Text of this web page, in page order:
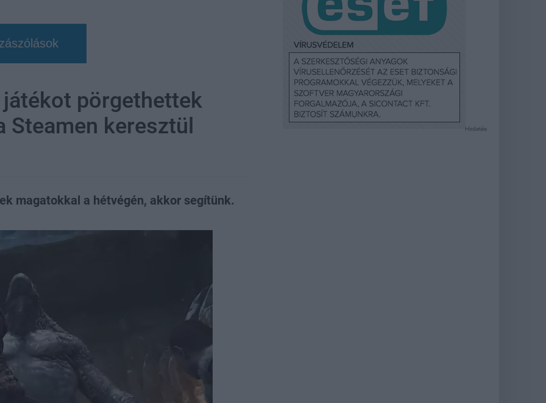
pörgethettek
keresztül
magatokkal a hétvégén, akkor segítünk.
Hirdetés